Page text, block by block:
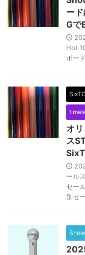
ー
Gで
Hot
ボー
オ
ス
ール
セー
別セ